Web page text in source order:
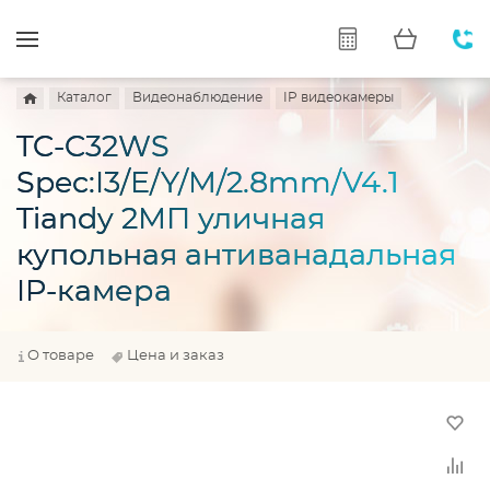
Каталог Видеонаблюдение IP видеокамеры
TC-C32WS
Spec:I3/E/Y/M/2.8mm/V4.1
Tiandy 2МП уличная
купольная антиванадальная
IP-камера
О товаре Цена и заказ